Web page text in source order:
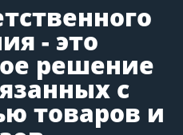
- это
решение
с
товаров и